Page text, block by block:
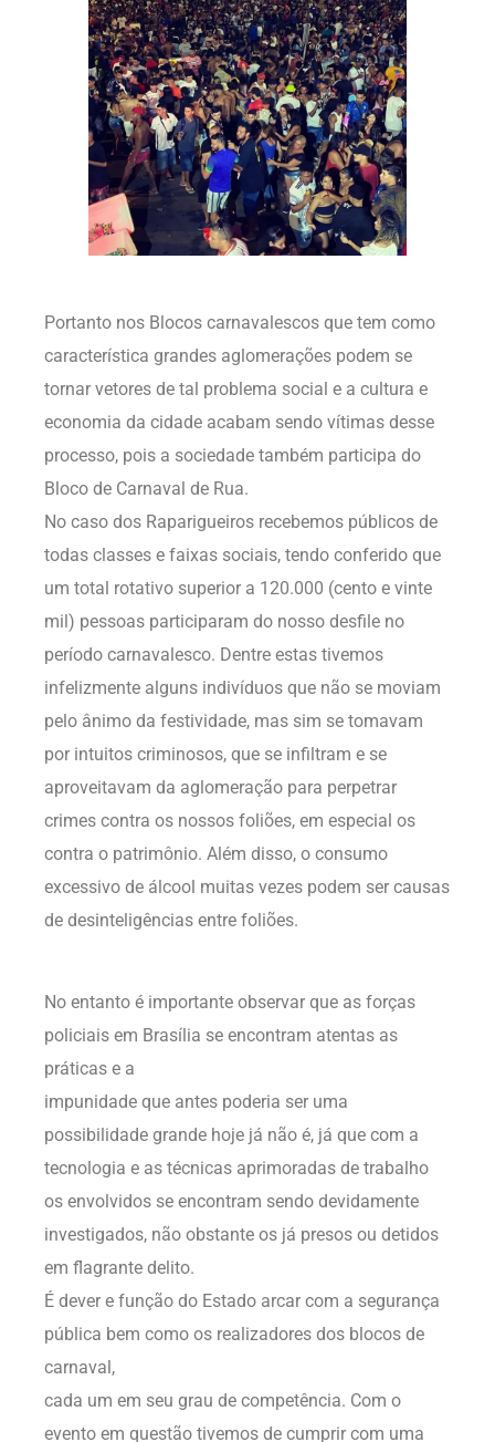
Portanto nos Blocos carnavalescos que tem como
característica grandes aglomerações podem se
tornar vetores de tal problema social e a cultura e
economia da cidade acabam sendo vítimas desse
processo, pois a sociedade também participa do
Bloco de Carnaval de Rua.
No caso dos Raparigueiros recebemos públicos de
todas classes e faixas sociais, tendo conferido que
um total rotativo superior a 120.000 (cento e vinte
mil) pessoas participaram do nosso desfile no
período carnavalesco. Dentre estas tivemos
infelizmente alguns indivíduos que não se moviam
pelo ânimo da festividade, mas sim se tomavam
por intuitos criminosos, que se infiltram e se
aproveitavam da aglomeração para perpetrar
crimes contra os nossos foliões, em especial os
contra o patrimônio. Além disso, o consumo
excessivo de álcool muitas vezes podem ser causas
de desinteligências entre foliões.
No entanto é importante observar que as forças
policiais em Brasília se encontram atentas as
práticas e a
impunidade que antes poderia ser uma
possibilidade grande hoje já não é, já que com a
tecnologia e as técnicas aprimoradas de trabalho
os envolvidos se encontram sendo devidamente
investigados, não obstante os já presos ou detidos
em flagrante delito.
É dever e função do Estado arcar com a segurança
pública bem como os realizadores dos blocos de
carnaval,
cada um em seu grau de competência. Com o
evento em questão tivemos de cumprir com uma